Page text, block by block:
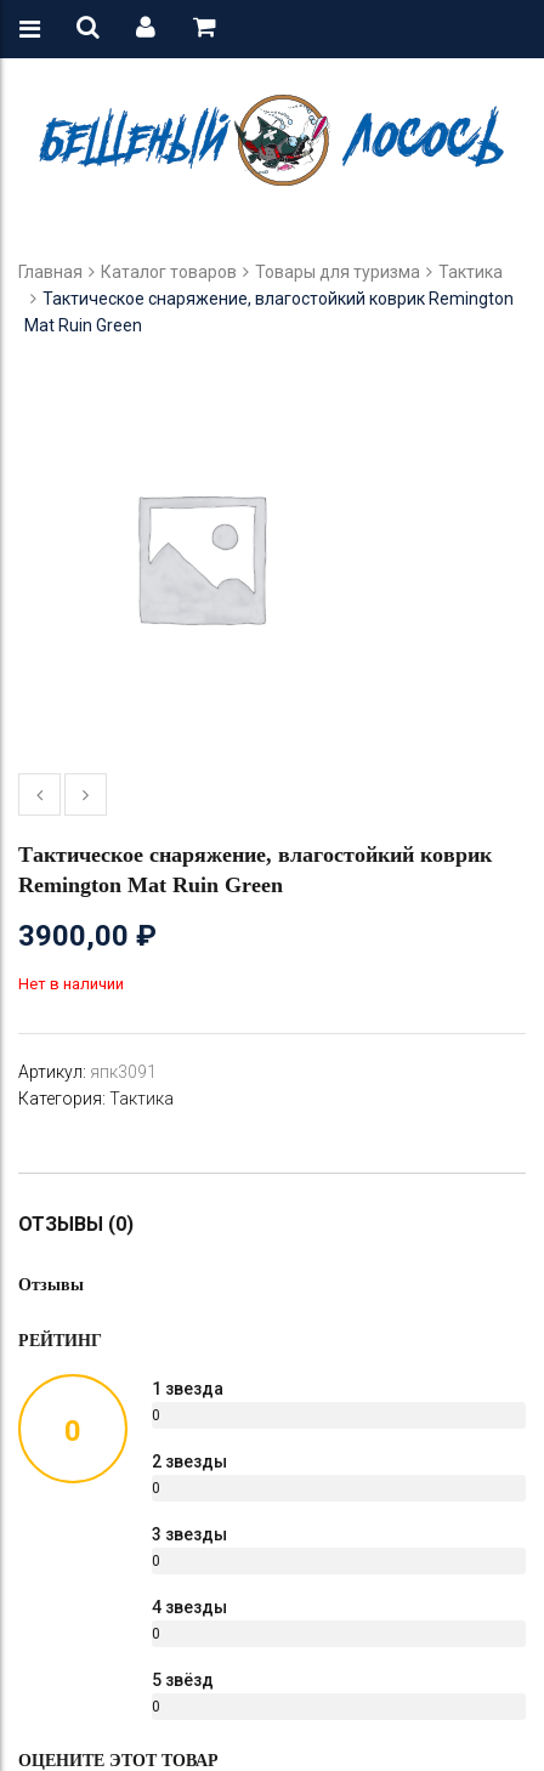
Главная Каталог товаров Товары для туризма
Тактика
Тактическое снаряжение, влагостойкий коврик Remington
Mat Ruin Green
Тактическое снаряжение, влагостойкий коврик
Remington Mat Ruin Green
3900,00 ₽
Нет в наличии
Артикул: япк3091
Категория: Тактика
ОТЗЫВЫ (0)
Отзывы
РЕЙТИНГ
0
1 звезда
0
2 звезды
0
3 звезды
0
4 звезды
0
5 звёзд
0
ОЦЕНИТЕ ЭТОТ ТОВАР